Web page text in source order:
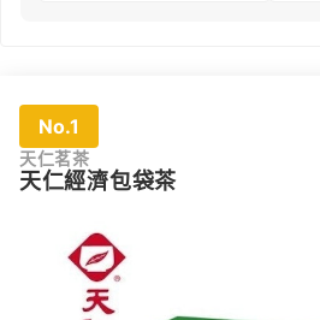
No.1
天仁茗茶
天仁經濟包袋茶